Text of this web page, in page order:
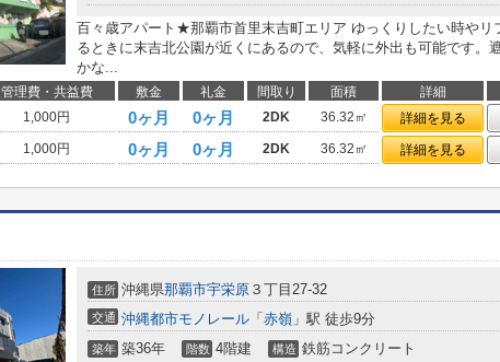
百々歳アパート★那覇市首里末吉町エリア ゆっくりしたい時やリ
るときに末吉北公園が近くにあるので、気軽に外出も可能です。
かな...
管理費・共益費 敷金 礼金 間取り 面積 詳細
1,000円 0ヶ月 0ヶ月 2DK 36.32㎡ 詳細を見る
1,000円 0ヶ月 0ヶ月 2DK 36.32㎡ 詳細を見る
住所 沖縄県那覇市宇栄原 ３丁目27-32
交通 沖縄都市モノレール 「 赤嶺 」駅 徒歩9分
築年 築36年 階数 4階建 構造 鉄筋コンクリート